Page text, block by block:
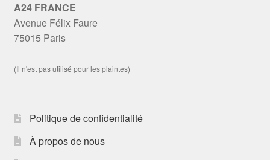
A24 FRANCE
Avenue Félix Faure
75015 Paris
(Il n'est pas utilisé pour les plaintes)
Politique de confidentialité
À propos de nous